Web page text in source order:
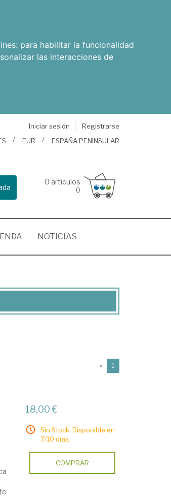
para habilitar la funcionalidad
las interacciones de
Iniciar sesión
Registrarse
EUR ESPAÑA PENINSULAR
0 artículos
0
NOTICIAS
« 1
18,00 €
Sin Stock. Disponible en
7/10 días.
COMPRAR